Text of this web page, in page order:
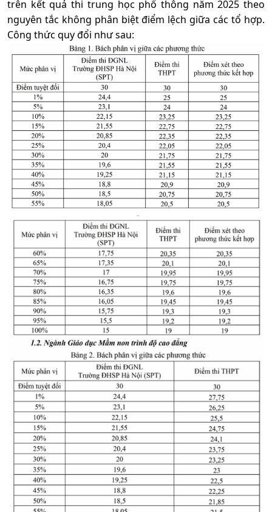
trên kết quả thi trung học phổ thông năm 2025 theo
nguyên tắc không phân biệt điểm lệch giữa các tổ hợp.
Công thức quy đổi như sau: